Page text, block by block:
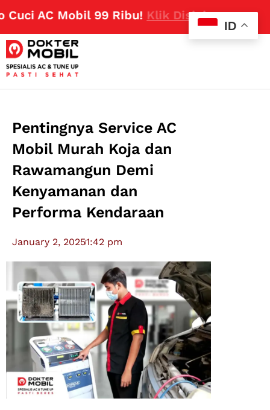
AC Mobil 99 Ribu!Klik Disini
Pentingnya Service AC
Mobil Murah Koja dan
Rawamangun Demi
Kenyamanan dan
Performa Kendaraan
January 2, 20251:42 pm
ID